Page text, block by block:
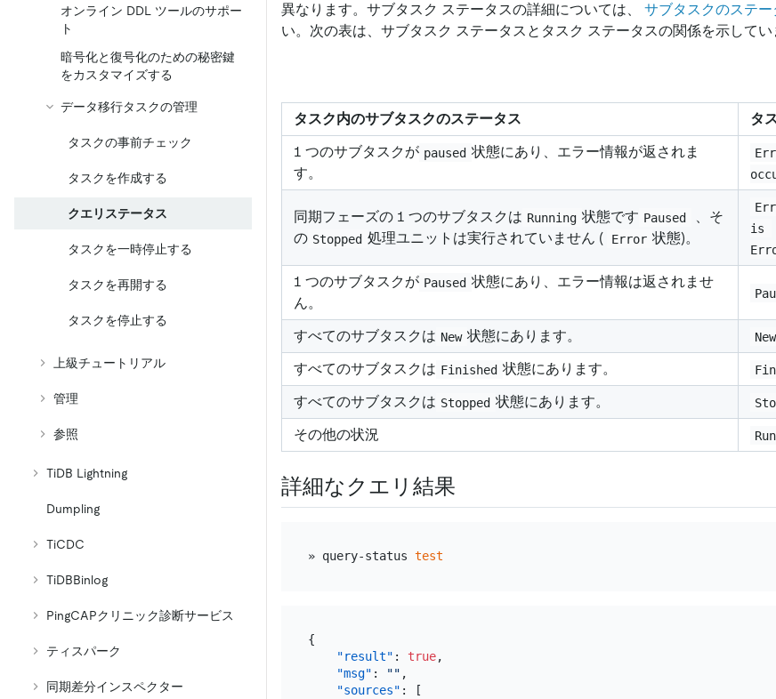
オンライン DDL ツールのサポー
ト
暗号化と復号化のための秘密鍵
をカスタマイズする
データ移行タスクの管理
タスクの事前チェック
タスクを作成する
クエリステータス
タスクを一時停止する
タスクを再開する
タスクを停止する
上級チュートリアル
管理
参照
TiDB Lightning
Dumpling
TiCDC
TiDBBinlog
PingCAPクリニック診断サービス
ティスパーク
同期差分インスペクター
異なります。サブタスク ステータスの詳細については、 サブタスクのステー
い。次の表は、サブタスク ステータスとタスク ステータスの関係を示してい
タスク内のサブタスクのステータス
タ
1 つのサブタスクが paused 状態にあり、エラー情報が返されま
す。
同期フェーズの 1 つのサブタスクは Running 状態です Paused
、そ
の Stopped 処理ユニットは実行されていません ( Error 状態)。
is
1 つのサブタスクが Paused 状態にあり、エラー情報は返されませ
ん。
すべてのサブタスクは New 状態にあります。 New
すべてのサブタスクは Finished 状態にあります。
すべてのサブタスクは Stopped 状態にあります。
その他の状況
詳細なクエリ結果
» query-status test
{
"result" : true,
"msg" : "" ,
"sources" :
[